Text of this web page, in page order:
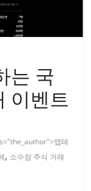
는 국
이벤트
앱테
, 소수점 주식 거래